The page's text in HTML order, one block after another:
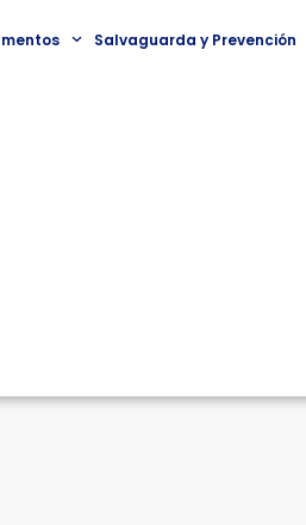
Salvaguarda y Prevención